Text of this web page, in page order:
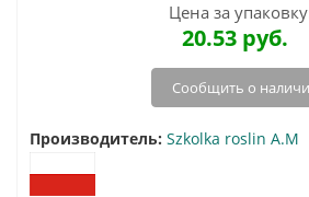
Цена за
20.53руб.
Сообщить о
Производитель: Szkolka roslin A.M